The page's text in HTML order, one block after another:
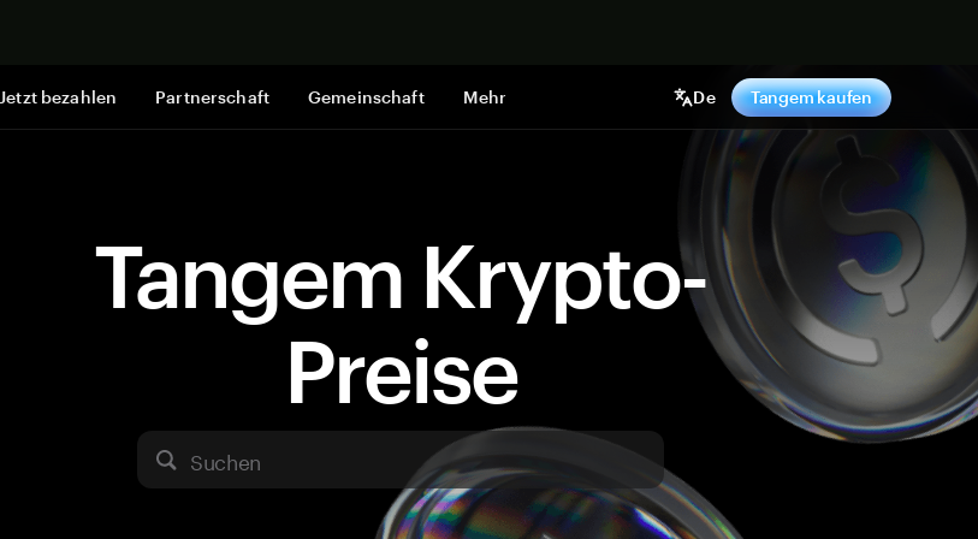
Jetzt bezahlen Partnerschaft Gemeinschaft Mehr De Tangem kaufen
Tangem Krypto-
Preise
Suchen